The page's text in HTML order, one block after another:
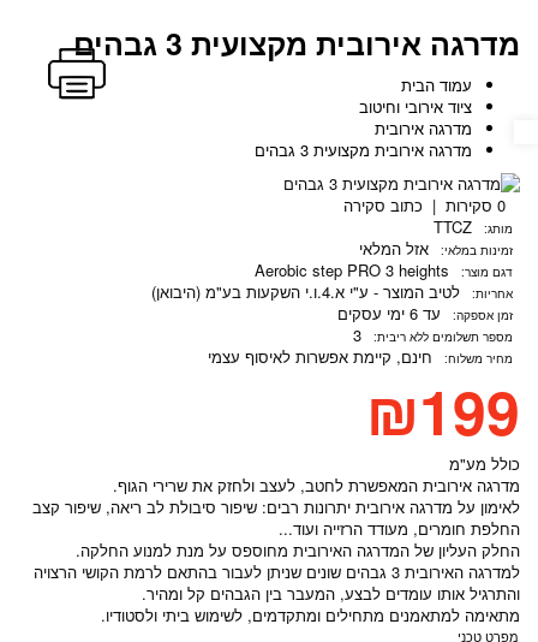
מדרגה אירובית מקצועית 3 גבהים
עמוד הבית
ציוד אירובי וחיטוב
מדרגה אירובית
מדרגה אירובית מקצועית 3 גבהים
0 סקירות | כתוב סקירה
מותג: TTCZ
זמינות במלאי: אזל המלאי
דגם מוצר: Aerobic step PRO 3 heights
אחריות: לטיב המוצר - ע"י א.4.ו.י השקעות בע"מ (היבואן)
זמן אספקה: עד 6 ימי עסקים
מספר תשלומים ללא ריבית:
מחיר משלוח: חינם, קיימת אפשרות לאיסוף עצמי
₪199
כולל מע"מ
מדרגה אירובית המאפשרת לחטב, לעצב ולחזק את שרירי הגוף.
לאימון על מדרגה אירובית יתרונות רבים: שיפור סיבולת לב ריאה, שיפור קצב
החלפת חומרים, מעודד הרזייה ועוד...
החלק העליון של המדרגה האירובית מחוספס על מנת למנוע החלקה.
למדרגה האירובית 3 גבהים שונים שניתן לעבור בהתאם לרמת הקושי הרצויה
והתרגיל אותו עומדים לבצע, המעבר בין הגבהים קל ומהיר.
מתאימה למתאמנים מתחילים ומתקדמים, לשימוש ביתי ולסטודיו.
מפרט טכני
נגישות